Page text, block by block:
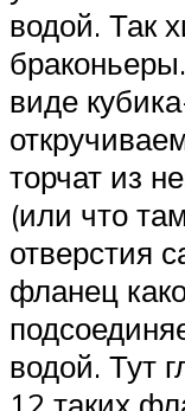
водой. Так
виде
торчат из
(или что
отверстия
фланец
водой. Тут